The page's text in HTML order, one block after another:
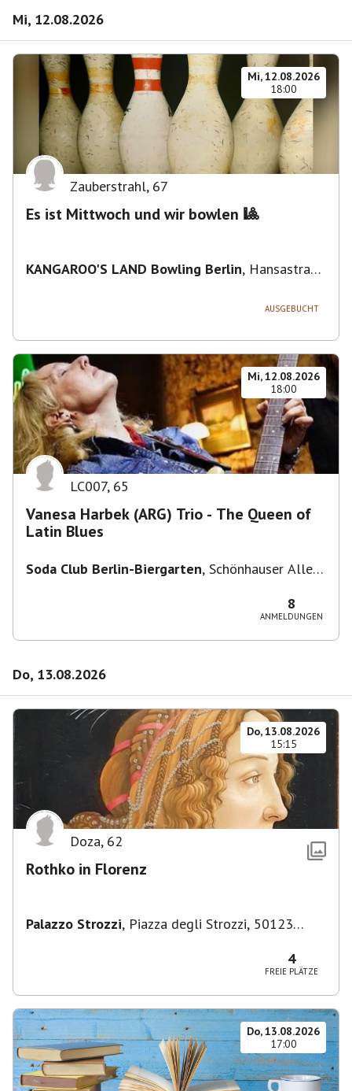
Mi, 12.08.2026
Mi, 12.08.2026
18:00
Zauberstrahl, 67
Es ist Mittwoch und wir bowlen 🎱
KANGAROO'S LAND Bowling Berlin, Hansastraße
AUSGEBUCHT
Mi, 12.08.2026
18:00
LC007, 65
Vanesa Harbek (ARG) Trio - The Queen of
Latin Blues
Soda Club Berlin-Biergarten, Schönhauser Allee
8
ANMELDUNGEN
Do, 13.08.2026
Do, 13.08.2026
15:15
Doza, 62
Rothko in Florenz
Palazzo Strozzi, Piazza degli Strozzi, 50123
4
FREIE PLÄTZE
Do, 13.08.2026
17:00